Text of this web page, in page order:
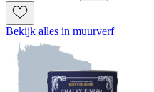
Bekijk alles in muurverf